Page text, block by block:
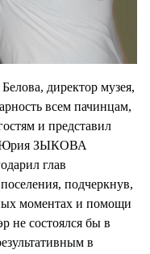
директор музея,
всем пачинцам,
и представил
Юрия ЗЫКОВА
глав
подчеркнув,
моментах и помощи
не состоялся бы в
в